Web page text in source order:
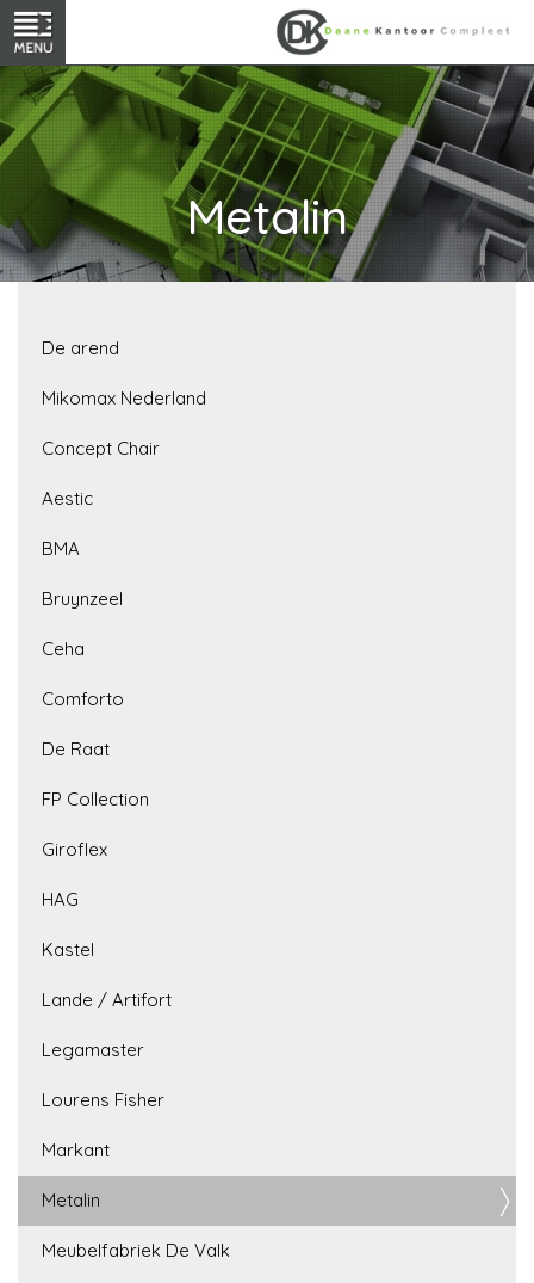
Metalin
De arend
Mikomax Nederland
Concept Chair
Aestic
BMA
Bruynzeel
Ceha
Comforto
De Raat
FP Collection
Giroflex
HAG
Kastel
Lande / Artifort
Legamaster
Lourens Fisher
Markant
Metalin
Meubelfabriek De Valk